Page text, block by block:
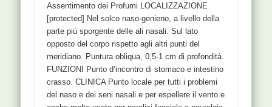
Assentimento dei Profumi LOCALIZZAZIONE
[protected] Nel solco naso-genieno, a livello della
parte più sporgente delle ali nasali. Sul lato
opposto del corpo rispetto agli altri punti del
meridiano. Puntura obliqua, 0,5-1 cm di profondità.
FUNZIONI Punto d’incontro di stomaco e intestino
crasso. CLINICA Punto locale per tutti i problemi
del naso e dei seni nasali e per espellere il vento e